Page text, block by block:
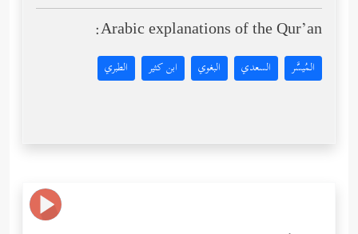
Arabic explanations of the Qur’an:
المُيسَّر السعدي البغوي ابن كثير الطبري